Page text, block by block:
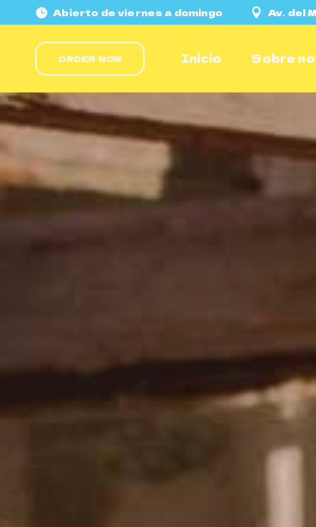
Abierto de viernes a domingo Av. del
ORDER NOW Inicio Sobre